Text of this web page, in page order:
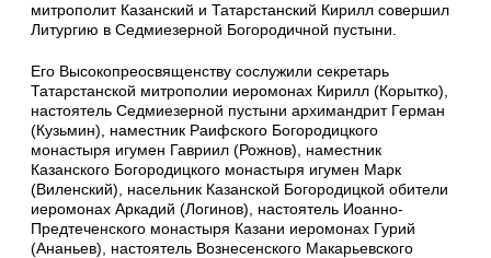
митрополит Казанский и Татарстанский Кирилл совершил
Литургию в Седмиезерной Богородичной пустыни.
Его Высокопреосвященству сослужили секретарь
Татарстанской митрополии иеромонах Кирилл (Корытко),
настоятель Седмиезерной пустыни архимандрит Герман
(Кузьмин), наместник Раифского Богородицкого
монастыря игумен Гавриил (Рожнов), наместник
Казанского Богородицкого монастыря игумен Марк
(Виленский), насельник Казанской Богородицкой обители
иеромонах Аркадий (Логинов), настоятель Иоанно-
Предтеченского монастыря Казани иеромонах Гурий
(Ананьев), настоятель Вознесенского Макарьевского